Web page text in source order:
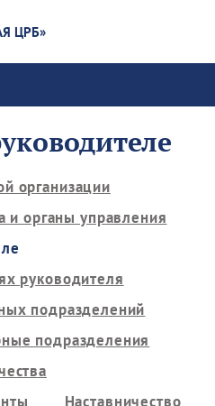
ЦРБ»
организации
и органы управления
руководителя
подразделений
подразделения
Наставничество